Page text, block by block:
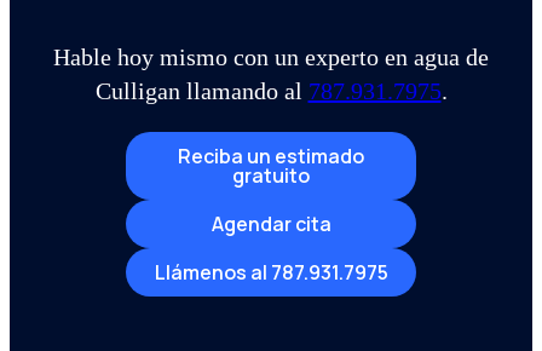
Hable hoy mismo con un experto en agua de
Culligan llamando al 787.931.7975.
Reciba un estimado
gratuito
Agendar cita
Llámenos al 787.931.7975